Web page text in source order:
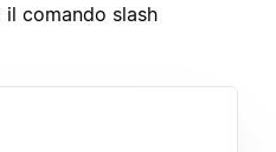
il comando slash